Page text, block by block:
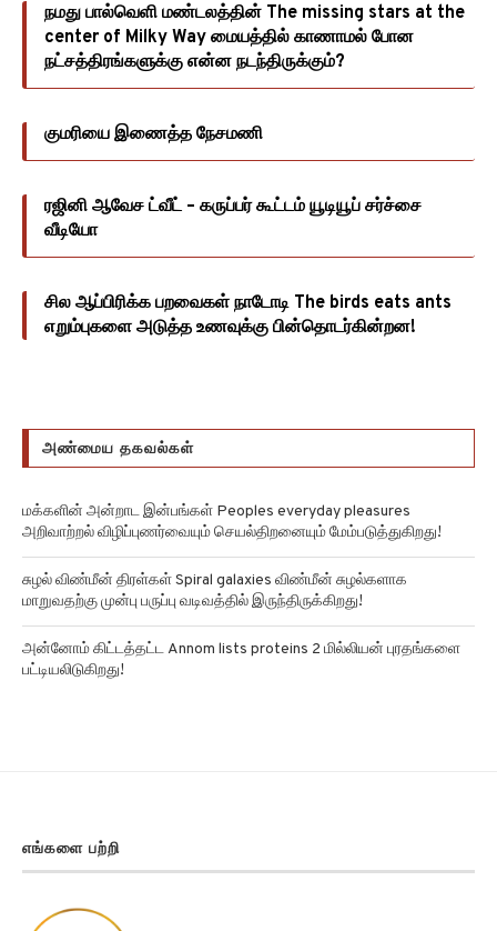
நமது பால்வெளி மண்டலத்தின் The missing stars at the
center of Milky Way மையத்தில் காணாமல் போன
நட்சத்திரங்களுக்கு என்ன நடந்திருக்கும்?
குமரியை இணைத்த நேசமணி
ரஜினி ஆவேச ட்வீட் – கருப்பர் கூட்டம் யூடியூப் சர்ச்சை
வீடியோ
சில ஆப்பிரிக்க பறவைகள் நாடோடி The birds eats ants
எறும்புகளை அடுத்த உணவுக்கு பின்தொடர்கின்றன!
அண்மைய தகவல்கள்
மக்களின் அன்றாட இன்பங்கள் Peoples everyday pleasures
அறிவாற்றல் விழிப்புணர்வையும் செயல்திறனையும் மேம்படுத்துகிறது!
சுழல் விண்மீன் திரள்கள் Spiral galaxies விண்மீன் சுழல்களாக
மாறுவதற்கு முன்பு பருப்பு வடிவத்தில் இருந்திருக்கிறது!
அன்னோம் கிட்டத்தட்ட Annom lists proteins 2 மில்லியன் புரதங்களை
பட்டியலிடுகிறது!
எங்களை பற்றி